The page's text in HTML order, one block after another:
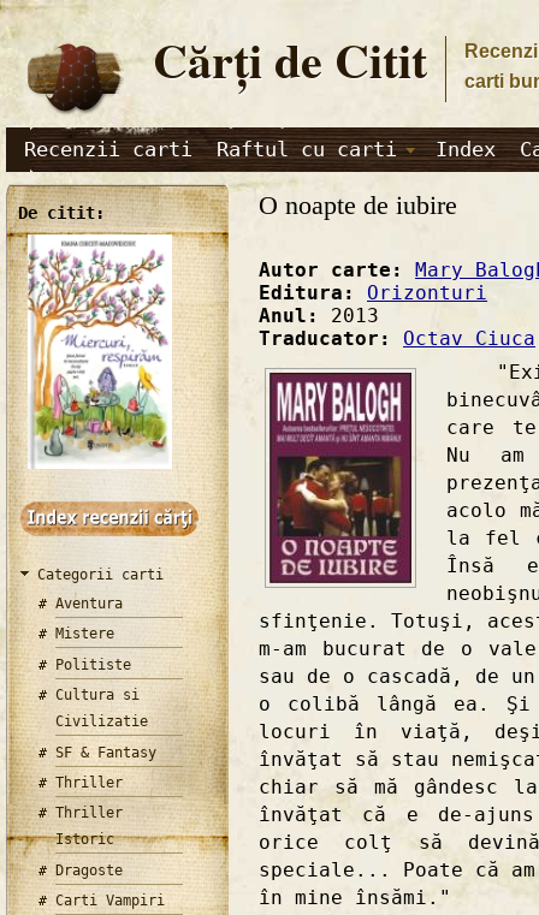
Cărţi de Citit
carti
Recenzii carti Raftul cu carti Index
De citit:
Categorii carti
Aventura
Mistere
Politiste
Cultura si
Civilizatie
SF & Fantasy
Thriller
Thriller
Istoric
Dragoste
Carti Vampiri
O noapte de iubire
Autor carte: Mary
Editura: Orizonturi
Anul: 2013
Traducator: Octav Ciuca
care
Nu
acolo
la fel
Însă
sfinţenie. Totuşi,
m-am bucurat de o
sau de o cascadă, de
o colibă lângă ea.
locuri în viaţă,
învăţat să stau
chiar să mă gândesc
învăţat că e de-
orice colţ să
speciale... Poate că
în mine însămi."